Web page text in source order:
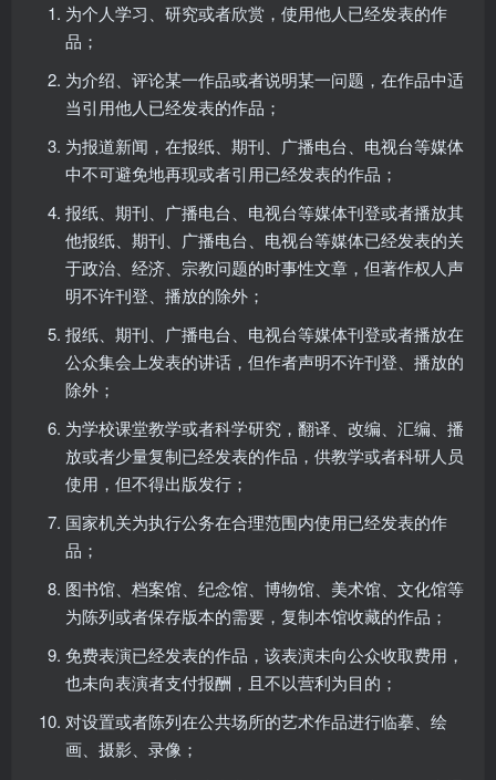
为个人学习、研究或者欣赏，使用他人已经发表的作
品；
为介绍、评论某一作品或者说明某一问题，在作品中适
当引用他人已经发表的作品；
为报道新闻，在报纸、期刊、广播电台、电视台等媒体
中不可避免地再现或者引用已经发表的作品；
报纸、期刊、广播电台、电视台等媒体刊登或者播放其
他报纸、期刊、广播电台、电视台等媒体已经发表的关
于政治、经济、宗教问题的时事性文章，但著作权人声
明不许刊登、播放的除外；
报纸、期刊、广播电台、电视台等媒体刊登或者播放在
公众集会上发表的讲话，但作者声明不许刊登、播放的
除外；
为学校课堂教学或者科学研究，翻译、改编、汇编、播
放或者少量复制已经发表的作品，供教学或者科研人员
使用，但不得出版发行；
国家机关为执行公务在合理范围内使用已经发表的作
品；
图书馆、档案馆、纪念馆、博物馆、美术馆、文化馆等
为陈列或者保存版本的需要，复制本馆收藏的作品；
免费表演已经发表的作品，该表演未向公众收取费用，
也未向表演者支付报酬，且不以营利为目的；
对设置或者陈列在公共场所的艺术作品进行临摹、绘
画、摄影、录像；